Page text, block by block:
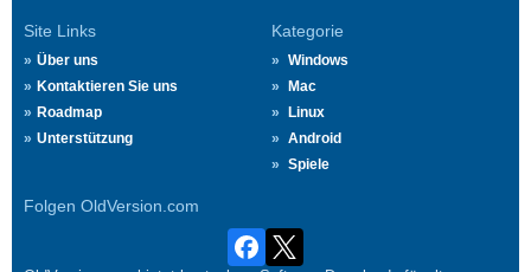
Site Links
Über uns
Kontaktieren Sie uns
Roadmap
Unterstützung
Kategorie
Windows
Mac
Linux
Android
Spiele
Folgen OldVersion.com